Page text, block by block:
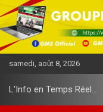
l
l
e
r
o
samedi, août 8, 2026
L'Info en Temps Réel…